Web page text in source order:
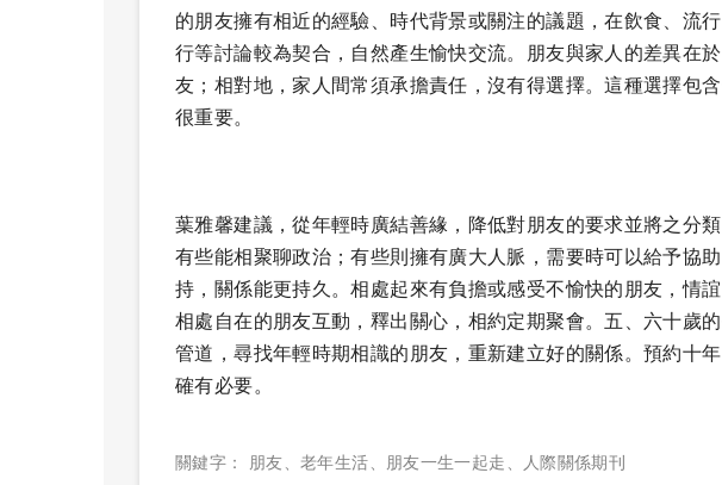
的朋友擁有相近的經驗、時代背景或關注的議題，在飲食、流
行等討論較為契合，自然產生愉快交流。朋友與家人的差異在
友；相對地，家人間常須承擔責任，沒有得選擇。這種選擇包
很重要。
葉雅馨建議，從年輕時廣結善緣，降低對朋友的要求並將之分
有些能相聚聊政治；有些則擁有廣大人脈，需要時可以給予協
持，關係能更持久。相處起來有負擔或感受不愉快的朋友，情
相處自在的朋友互動，釋出關心，相約定期聚會。五、六十歲
管道，尋找年輕時期相識的朋友，重新建立好的關係。預約十
確有必要。
關鍵字： 朋友 老年生活 朋友一生一起走 人際關係期刊